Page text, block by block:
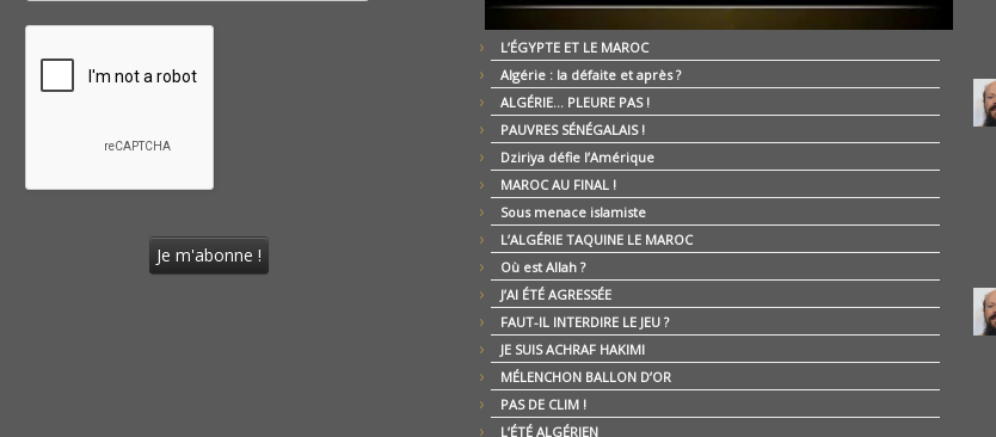
L’ÉGYPTE ET LE MAROC
Algérie : la défaite et après ?
ALGÉRIE… PLEURE PAS !
PAUVRES SÉNÉGALAIS !
Dziriya défie l’Amérique
MAROC AU FINAL !
Sous menace islamiste
L’ALGÉRIE TAQUINE LE MAROC
Où est Allah ?
J’AI ÉTÉ AGRESSÉE
FAUT-IL INTERDIRE LE JEU ?
JE SUIS ACHRAF HAKIMI
MÉLENCHON BALLON D’OR
PAS DE CLIM !
L’ÉTÉ ALGÉRIEN